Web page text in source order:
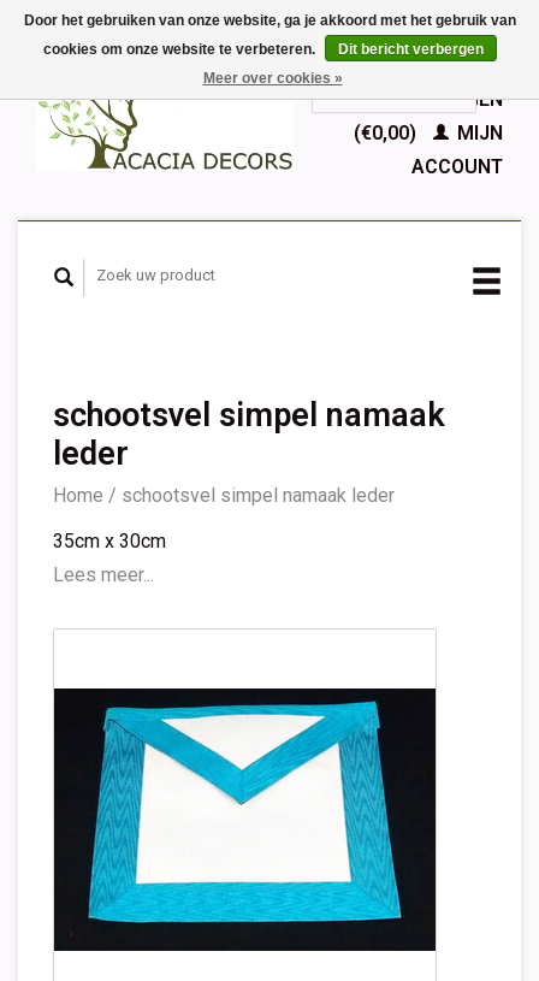
EUR
GBPNederlands
Deutsch
English
Français
WINKELWAGEN
(€0,00)
MIJN
ACCOUNT
schootsvel simpel namaak
leder
Home / schootsvel simpel namaak leder
35cm x 30cm
Lees meer...
Door het gebruiken van onze website, ga je akkoord met het gebruik van
cookies om onze website te verbeteren.
Dit bericht verbergen
Meer over cookies »